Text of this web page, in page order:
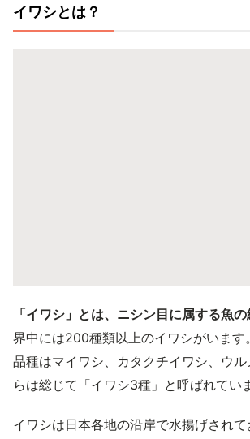
イワシとは？
「イワシ」とは、ニシン目に属する魚
界中には200種類以上のイワシがいます
品種はマイワシ、カタクチイワシ、ウ
らは総じて「イワシ3種」と呼ばれてい
イワシは日本各地の沿岸で水揚げされ